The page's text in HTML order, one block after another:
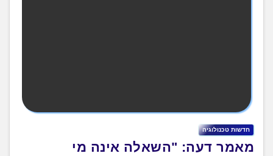
חדשות טכנולוגיה
מאמר דעה: "השאלה אינה מי